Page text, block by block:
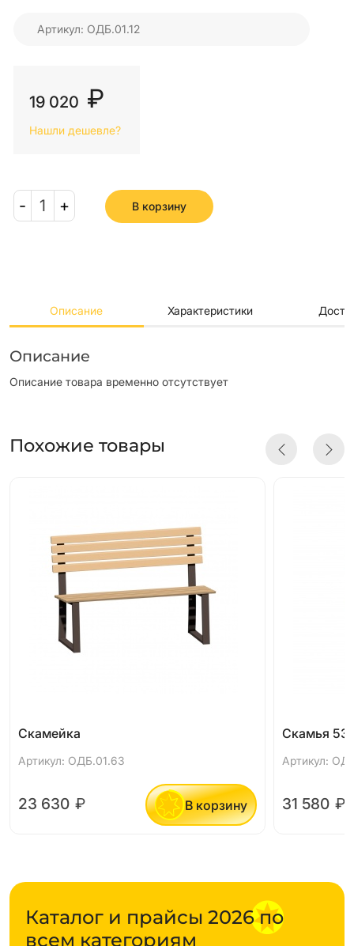
Артикул: ОДБ.01.12
19 020 ₽
Нашли дешевле?
- 1 + В корзину
Описание Характеристики
Описание
Описание товара временно отсутствует
Похожие товары
Скамейка
Артикул: ОДБ.01.63
23 630 ₽ В корзину
Скамья 53
Артикул:
31 580 ₽
Каталог и прайсы 2026 по
всем категориям